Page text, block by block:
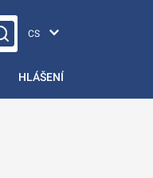
Vyhledávání na webu…
HLÁŠENÍ